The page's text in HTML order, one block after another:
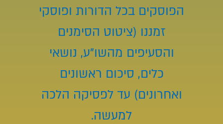
הפוסקים בכל הדורות ופוסקי
זמננו (ציטוט הסימנים
והסעיפים מהשו"ע, נושאי
כלים, סיכום ראשונים
ואחרונים) עד לפסיקה הלכה
למעשה.